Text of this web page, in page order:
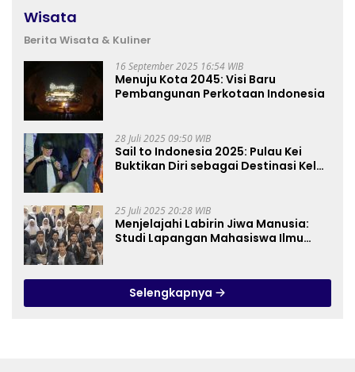
Wisata
Berita Wisata & Kuliner
16 September 2025 16:54 WIB
Menuju Kota 2045: Visi Baru
Pembangunan Perkotaan Indonesia
28 Juli 2025 09:50 WIB
Sail to Indonesia 2025: Pulau Kei
Buktikan Diri sebagai Destinasi Kelas
25 Juli 2025 20:28 WIB
Menjelajahi Labirin Jiwa Manusia:
Studi Lapangan Mahasiswa Ilmu
Selengkapnya